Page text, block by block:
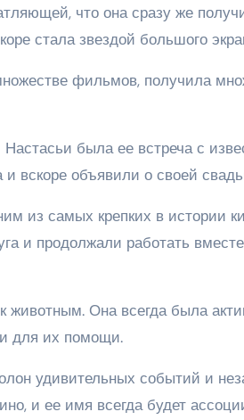
что она сразу же
стала звездой большого
фильмов, получила
была ее встреча с
и вскоре объявили о своей
из самых крепких в истории
и продолжали работать
животным. Она всегда была
для их помощи.
удивительных событий и
и ее имя всегда будет